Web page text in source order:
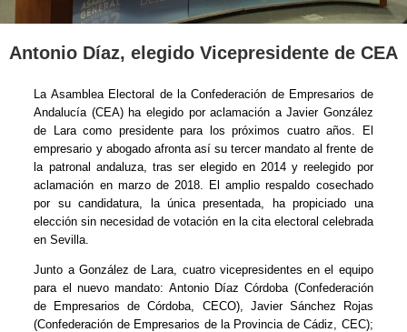
Antonio Díaz, elegido Vicepresidente de CEA
La Asamblea Electoral de la Confederación de Empresarios de
Andalucía (CEA) ha elegido por aclamación a Javier González
de Lara como presidente para los próximos cuatro años. El
empresario y abogado afronta así su tercer mandato al frente de
la patronal andaluza, tras ser elegido en 2014 y reelegido por
aclamación en marzo de 2018. El amplio respaldo cosechado
por su candidatura, la única presentada, ha propiciado una
elección sin necesidad de votación en la cita electoral celebrada
en Sevilla.
Junto a González de Lara, cuatro vicepresidentes en el equipo
para el nuevo mandato: Antonio Díaz Córdoba (Confederación
de Empresarios de Córdoba, CECO), Javier Sánchez Rojas
(Confederación de Empresarios de la Provincia de Cádiz, CEC);